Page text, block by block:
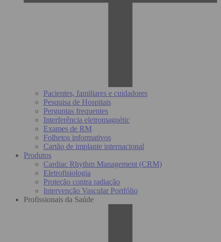
Pacientes, familiares e cuidadores
Pesquisa de Hospitais
Perguntas frequentes
Interferência eletromagnétic
Exames de RM
Folhetos informativos
Cartão de implante internacional
Produtos
Cardiac Rhythm Management (CRM)
Eletrofisiologia
Proteção contra radiação
Intervenção Vascular Portfólio
Profissionais da Saúde